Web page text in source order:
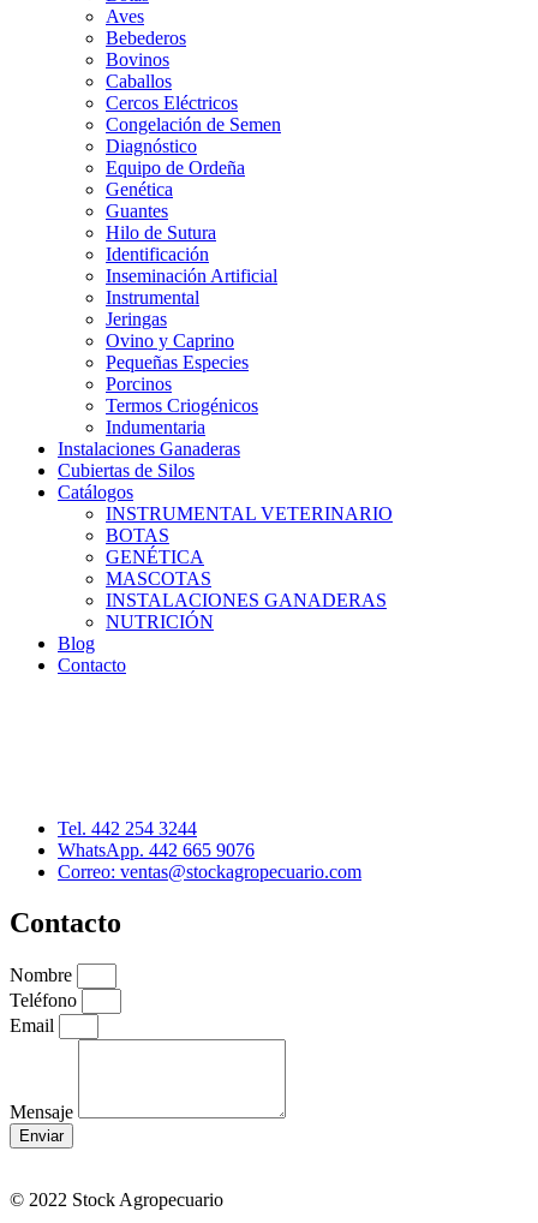
Aves
Bebederos
Bovinos
Caballos
Cercos Eléctricos
Congelación de Semen
Diagnóstico
Equipo de Ordeña
Genética
Guantes
Hilo de Sutura
Identificación
Inseminación Artificial
Instrumental
Jeringas
Ovino y Caprino
Pequeñas Especies
Porcinos
Termos Criogénicos
Indumentaria
Instalaciones Ganaderas
Cubiertas de Silos
Catálogos
INSTRUMENTAL VETERINARIO
BOTAS
GENÉTICA
MASCOTAS
INSTALACIONES GANADERAS
NUTRICIÓN
Blog
Contacto
Tel. 442 254 3244
WhatsApp. 442 665 9076
Correo: ventas@stockagropecuario.com
Contacto
Nombre
Teléfono
Email
Mensaje
Enviar
© 2022 Stock Agropecuario